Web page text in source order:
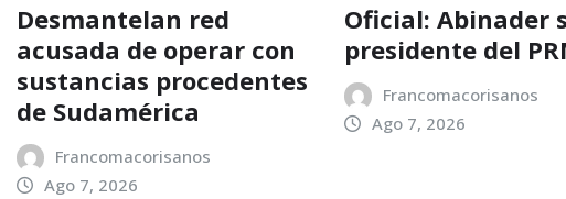
Desmantelan red
acusada de operar con
sustancias procedentes
de Sudamérica
Francomacorisanos
Ago 7, 2026
Oficial: Abinader
presidente del
Francomacorisanos
Ago 7, 2026